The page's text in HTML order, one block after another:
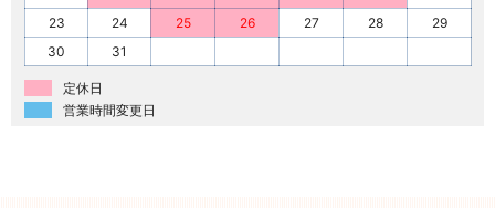
23
24 25 26 27 28
29
30
31
定休日
営業時間変更日